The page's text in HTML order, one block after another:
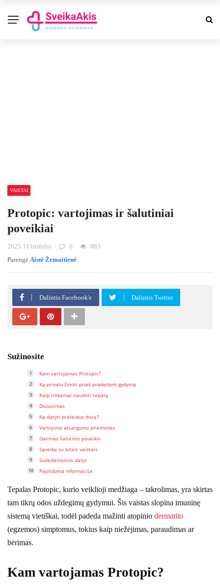
VAISTAI
Protopic: vartojimas ir šalutiniai
poveikiai
2025 11 birželio 0
863
Parengė Aistė Žemaitienė
Dalintis Facebook'e Dalintis Twitter
Sužinosite
Kam vartojamas Protopic?
Ką privalu žinoti prieš pradedant gydymą
Kaip tinkamai naudoti tepalą
Dozavimas
Ką daryti praleidus dozę?
Vartojimo atsargumo priemonės
Galimas šalutinis poveikis
Sąveika su kitais vaistais
Sudedamosios dalys
Papildoma informacija
Tepalas Protopic, kurio veiklioji medžiaga – takrolimas, yra skirtas
tam tikrų odos uždegimų gydymui. Šis vaistas slopina imuninę
sistemą vietiškai, todėl padeda mažinti atopinio dermatito
(egzemos) simptomus, tokius kaip niežėjimas, paraudimas ar
bėrimas.
Kam vartojamas Protopic?